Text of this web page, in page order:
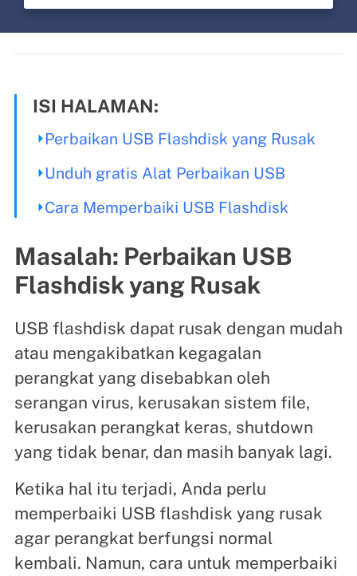
ISI HALAMAN:
Perbaikan USB Flashdisk yang Rusak
Unduh gratis Alat Perbaikan USB
Cara Memperbaiki USB Flashdisk
Masalah: Perbaikan USB
Flashdisk yang Rusak
USB flashdisk dapat rusak dengan mudah
atau mengakibatkan kegagalan
perangkat yang disebabkan oleh
serangan virus, kerusakan sistem file,
kerusakan perangkat keras, shutdown
yang tidak benar, dan masih banyak lagi.
Ketika hal itu terjadi, Anda perlu
memperbaiki USB flashdisk yang rusak
agar perangkat berfungsi normal
kembali. Namun, cara untuk memperbaiki